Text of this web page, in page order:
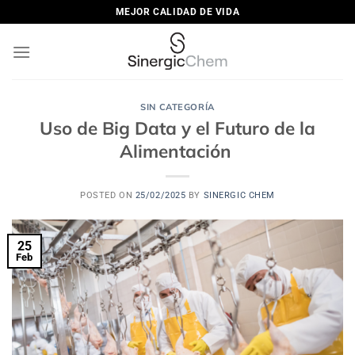
al
contenido
MEJOR CALIDAD DE VIDA
SIN CATEGORÍA
Uso de Big Data y el Futuro de la
Alimentación
POSTED ON 25/02/2025 BY SINERGIC CHEM
25
Feb